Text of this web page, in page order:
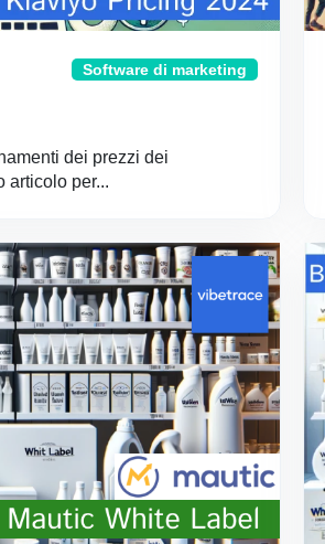
Software di marketing
dei prezzi dei
articolo per...